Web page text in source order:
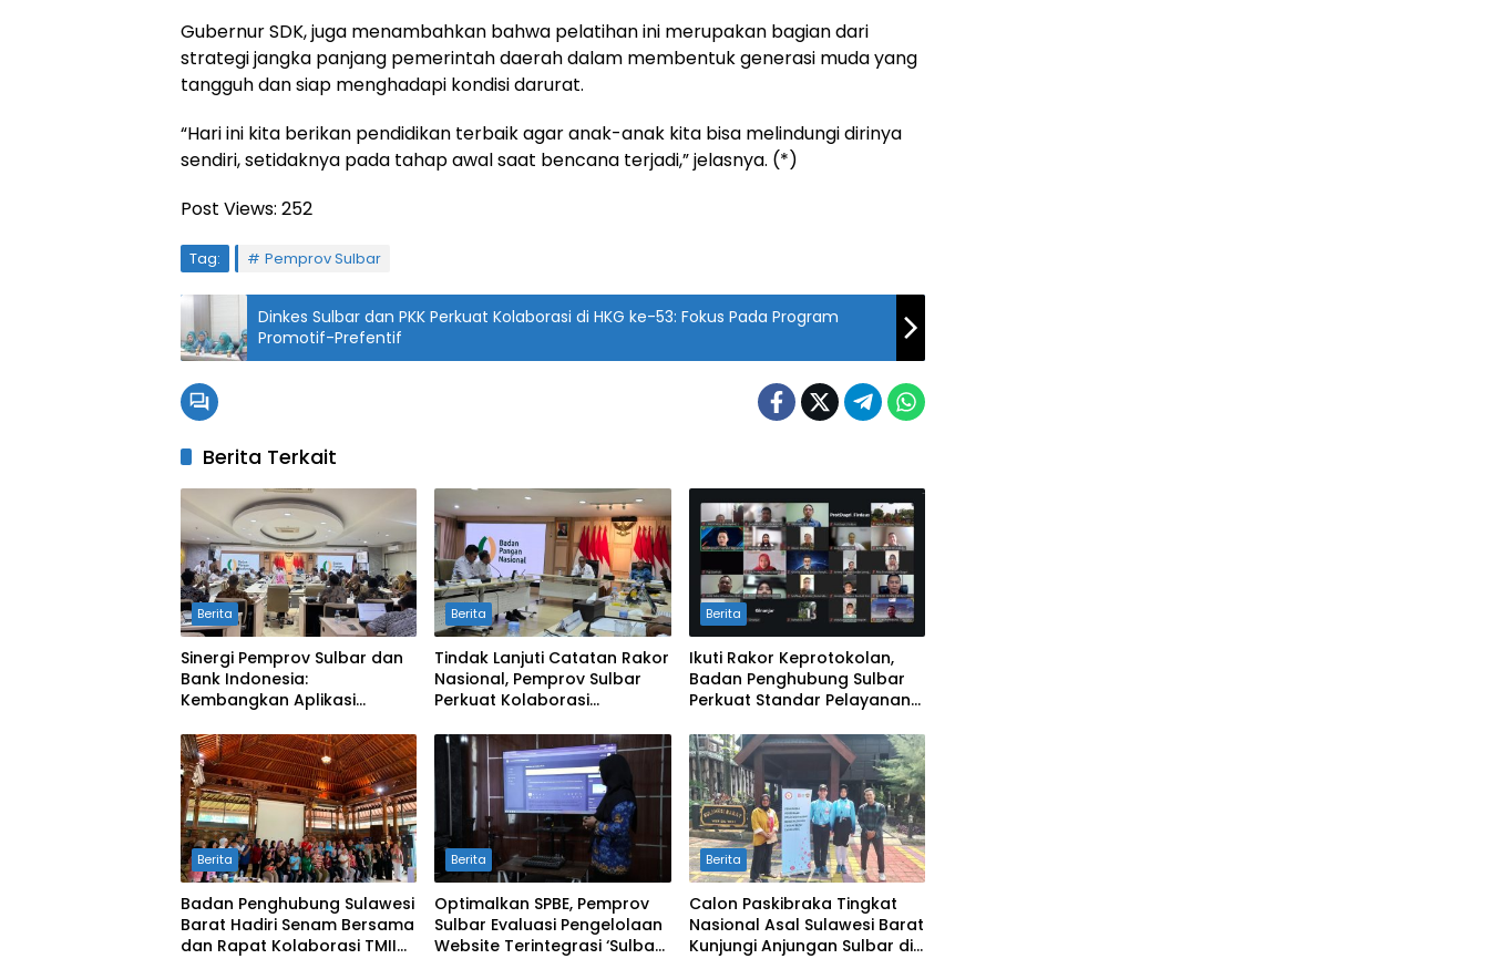
Gubernur SDK, juga menambahkan bahwa pelatihan ini merupakan bagian dari
strategi jangka panjang pemerintah daerah dalam membentuk generasi muda yang
tangguh dan siap menghadapi kondisi darurat.
“Hari ini kita berikan pendidikan terbaik agar anak-anak kita bisa melindungi dirinya
sendiri, setidaknya pada tahap awal saat bencana terjadi,” jelasnya. (*)
Post Views: 252
Tag: Pemprov Sulbar
Dinkes Sulbar dan PKK Perkuat Kolaborasi di HKG ke-53: Fokus Pada Program
Promotif-Prefentif
Berita Terkait
Berita
Sinergi Pemprov Sulbar dan
Bank Indonesia:
Kembangkan Aplikasi
Harga Pangan
Berita
Tindak Lanjuti Catatan Rakor
Nasional, Pemprov Sulbar
Perkuat Kolaborasi
BSPS
Berita
Ikuti Rakor Keprotokolan,
Badan Penghubung Sulbar
Perkuat Standar Pelayanan
Berita
Badan Penghubung Sulawesi
Barat Hadiri Senam Bersama
dan Rapat Kolaborasi TMII
Berita
Optimalkan SPBE, Pemprov
Sulbar Evaluasi Pengelolaan
Website Terintegrasi ‘Sulbar
Berita
Calon Paskibraka Tingkat
Nasional Asal Sulawesi Barat
Kunjungi Anjungan Sulbar di